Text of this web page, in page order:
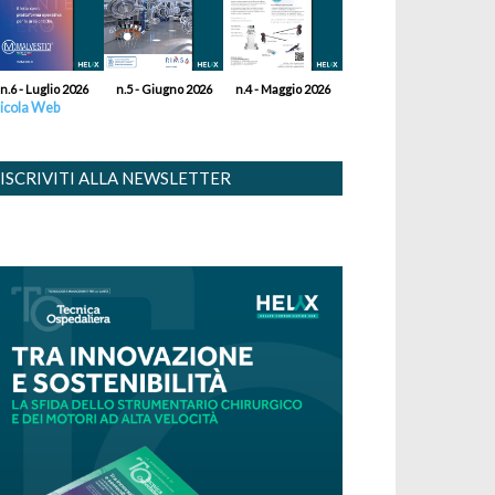
n.6 - Luglio 2026 n.5 - Giugno 2026 n.4 - Maggio 2026
Web
ISCRIVITI ALLA NEWSLETTER